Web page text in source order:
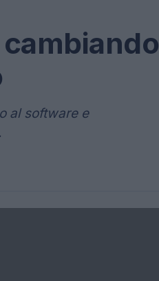
al software e